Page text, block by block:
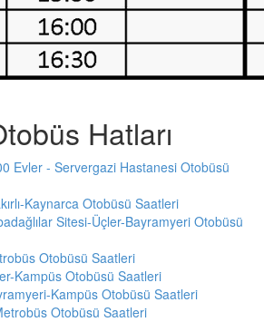
Hatları
Evler - Servergazi Hastanesi Otobüsü
Kaynarca Otobüsü Saatleri
Sitesi-Üçler-Bayramyeri Otobüsü
Otobüsü Saatleri
Kampüs Otobüsü Saatleri
Kampüs Otobüsü Saatleri
Otobüsü Saatleri